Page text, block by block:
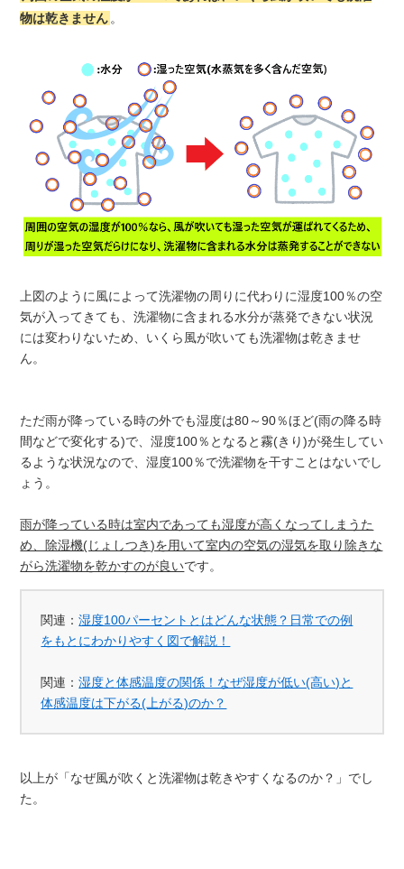
物は乾きません 。
上図のように風によって洗濯物の周りに代わりに湿度100％の空
気が入ってきても、洗濯物に含まれる水分が蒸発できない状況
には変わりないため、いくら風が吹いても洗濯物は乾きませ
ん。
ただ雨が降っている時の外でも湿度は80～90％ほど(雨の降る時
間などで変化する)で、湿度100％となると霧(きり)が発生してい
るような状況なので、湿度100％で洗濯物を干すことはないでし
ょう。
雨が降っている時は室内であっても湿度が高くなってしまうた
め、除湿機(じょしつき)を用いて室内の空気の湿気を取り除きな
がら洗濯物を乾かすのが良いです。
関連：湿度100パーセントとはどんな状態？日常での例
をもとにわかりやすく図で解説！
関連：湿度と体感温度の関係！なぜ湿度が低い(高い)と
体感温度は下がる(上がる)のか？
以上が「なぜ風が吹くと洗濯物は乾きやすくなるのか？」でし
た。